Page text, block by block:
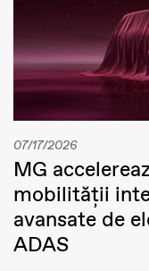
07/17/2026
MG
mobilității
avansate de
ADAS